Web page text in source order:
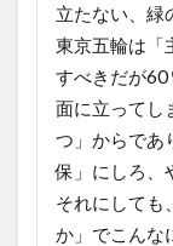
立たない、緑
東京五輪は「
すべきだが60
面に立ってし
つ」からであ
保」にしろ、
それにしても
か」でこんな